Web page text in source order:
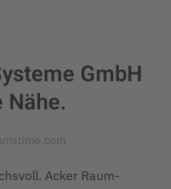
GmbH
Acker Raum-